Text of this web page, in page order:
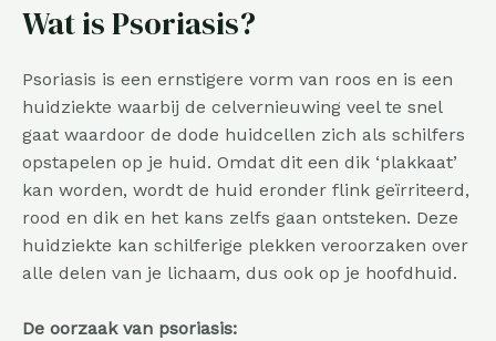
Wat is Psoriasis?
Psoriasis is een ernstigere vorm van roos en is een
huidziekte waarbij de celvernieuwing veel te snel
gaat waardoor de dode huidcellen zich als schilfers
opstapelen op je huid. Omdat dit een dik ‘plakkaat’
kan worden, wordt de huid eronder flink geïrriteerd,
rood en dik en het kans zelfs gaan ontsteken. Deze
huidziekte kan schilferige plekken veroorzaken over
alle delen van je lichaam, dus ook op je hoofdhuid.
De oorzaak van psoriasis: